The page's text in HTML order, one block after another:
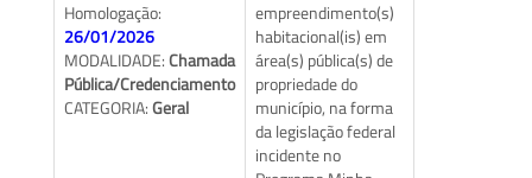
Homologação:
26/01/2026
MODALIDADE:Chamada
Pública/Credenciamento
CATEGORIA:Geral
empreendimento(s)
habitacional(is) em
área(s) pública(s) de
propriedade do
município, na forma
da legislação federal
incidente no